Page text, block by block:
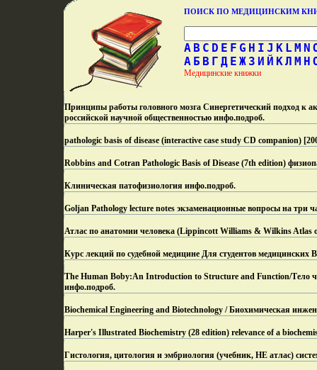
ПОИСК ПО МЕДИЦИНСКИМ
A B C D E F G H I J K L M N
А Б В Г Д Е Ж З И Й КЛ М Н
Медицинские книжки
Принципы работы головного мозга Синергетический подход к
российской научной общественностью инфо.подроб.
pathologic basis of disease (interactive case study CD companion)
Robbins and Cotran Pathologic Basis of Disease (7th edition)
Клиническая патофизиология инфо.подроб.
Goljan Pathology lecture notes экзаменационные вопросы на три
Атлас по анатомии человека (Lippincott Williams & Wilkins Atlas
Курс лекций по судебной медицине Для студентов
The Human Boby:An Introduction to Structure and Function/Тело
инфо.подроб.
Biochemical Engineering and Biotechnology / Биохимическая
Harper's Illustrated Biochemistry (28 edition) relevance of a
Гистология, цитология и эмбриология (учебник, НЕ атлас)